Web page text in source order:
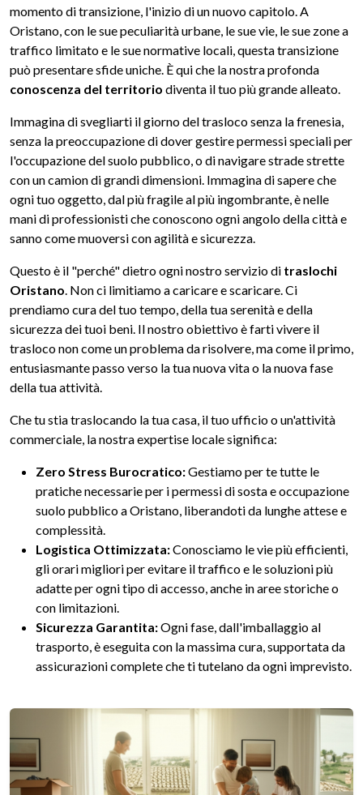
momento di transizione, l'inizio di un nuovo capitolo. A
Oristano, con le sue peculiarità urbane, le sue vie, le sue zone a
traffico limitato e le sue normative locali, questa transizione
può presentare sfide uniche. È qui che la nostra profonda
conoscenza del territorio diventa il tuo più grande alleato.
Immagina di svegliarti il giorno del trasloco senza la frenesia,
senza la preoccupazione di dover gestire permessi speciali per
l'occupazione del suolo pubblico, o di navigare strade strette
con un camion di grandi dimensioni. Immagina di sapere che
ogni tuo oggetto, dal più fragile al più ingombrante, è nelle
mani di professionisti che conoscono ogni angolo della città e
sanno come muoversi con agilità e sicurezza.
Questo è il "perché" dietro ogni nostro servizio di traslochi
Oristano. Non ci limitiamo a caricare e scaricare. Ci
prendiamo cura del tuo tempo, della tua serenità e della
sicurezza dei tuoi beni. Il nostro obiettivo è farti vivere il
trasloco non come un problema da risolvere, ma come il primo,
entusiasmante passo verso la tua nuova vita o la nuova fase
della tua attività.
Che tu stia traslocando la tua casa, il tuo ufficio o un'attività
commerciale, la nostra expertise locale significa:
Zero Stress Burocratico:Gestiamo per te tutte le
pratiche necessarie per i permessi di sosta e occupazione
suolo pubblico a Oristano, liberandoti da lunghe attese e
complessità.
Logistica Ottimizzata:Conosciamo le vie più efficienti,
gli orari migliori per evitare il traffico e le soluzioni più
adatte per ogni tipo di accesso, anche in aree storiche o
con limitazioni.
Sicurezza Garantita:Ogni fase, dall'imballaggio al
trasporto, è eseguita con la massima cura, supportata da
assicurazioni complete che ti tutelano da ogni imprevisto.